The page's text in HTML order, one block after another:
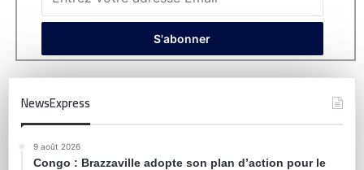
NewsExpress
9 août 2026
Congo : Brazzaville adopte son plan d’action pour le